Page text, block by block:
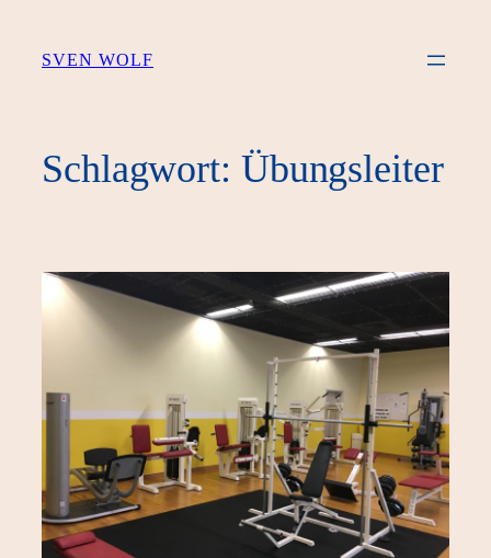
Inhalt
SVEN WOLF
Schlagwort: Übungsleiter